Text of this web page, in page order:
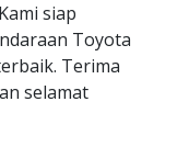
siap
Toyota
Terima
selamat